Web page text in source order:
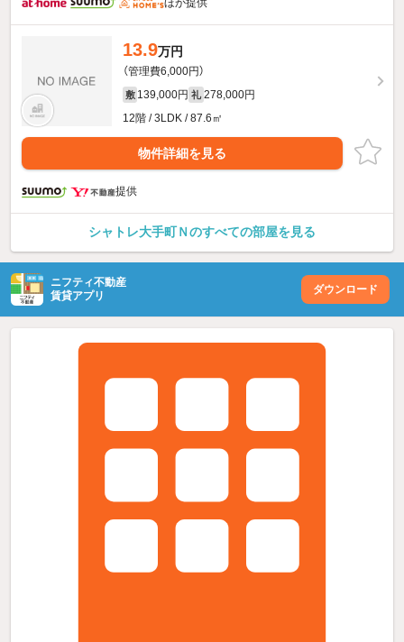
13.9万円
（管理費6,000円）
敷 139,000円 礼 278,000円
12階 / 3LDK / 87.6㎡
物件詳細を見る
提供
シャトレ大手町Ｎのすべての部屋を見る
ニフティ不動産
賃貸アプリ
ダウンロード